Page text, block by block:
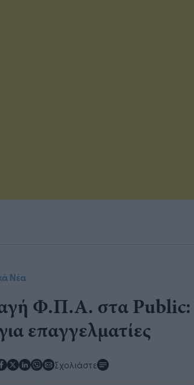
Νέα
Φ.Π.Α. στα Public:
επαγγελματίες
Σχολιάστε